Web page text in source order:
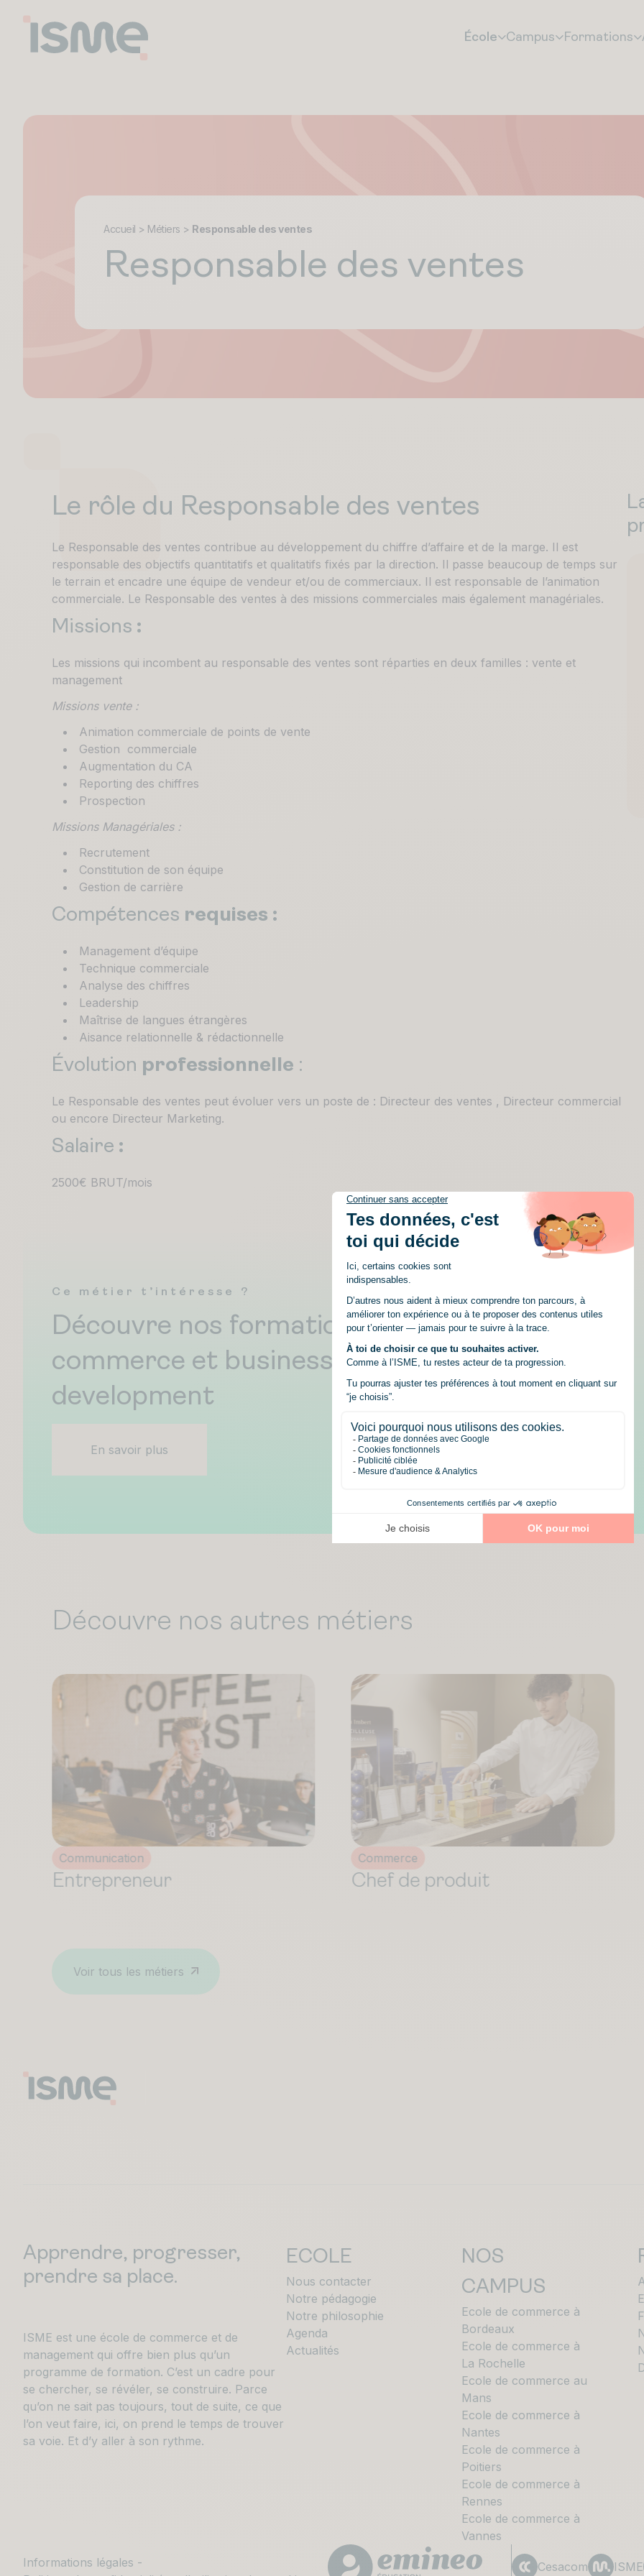
École Campus Formations
Accueil > Métiers > Responsable des ventes
Responsable des ventes
Le rôle du Responsable des ventes
Le Responsable des ventes contribue au développement du chiffre d’affaire et de la marge. Il est
responsable des objectifs quantitatifs et qualitatifs fixés par la direction. Il passe beaucoup de temps sur
le terrain et encadre une équipe de vendeur et/ou de commerciaux. Il est responsable de l’animation
commerciale. Le Responsable des ventes à des missions commerciales mais également managériales.
Missions :
Les missions qui incombent au responsable des ventes sont réparties en deux familles : vente et
management
Missions vente :
Animation commerciale de points de vente
Gestion commerciale
Augmentation du CA
Reporting des chiffres
Prospection
Missions Managériales :
Recrutement
Constitution de son équipe
Gestion de carrière
Compétences requises :
Management d’équipe
Technique commerciale
Analyse des chiffres
Leadership
Maîtrise de langues étrangères
Aisance relationnelle & rédactionnelle
Évolution professionnelle :
Le Responsable des ventes peut évoluer vers un poste de : Directeur des ventes , Directeur commercial
ou encore Directeur Marketing.
Salaire :
2500€ BRUT/mois
Ce métier t’intéresse ?
Découvre nos formations en
commerce et business
development
En savoir plus
Découvre nos autres métiers
Commerce
Chef de produit
Communication
Assistant Chef de Publicité
Voir tous les métiers
Apprendre, progresser,
prendre sa place.
ISME est une école de commerce et de
management qui offre bien plus qu’un
programme de formation. C’est un cadre pour
se chercher, se révéler, se construire. Parce
qu’on ne sait pas toujours, tout de suite, ce que
l’on veut faire, ici, on prend le temps de trouver
sa voie. Et d’y aller à son rythme.
ECOLE
Nous contacter
Notre pédagogie
Notre philosophie
Agenda
Actualités
NOS
CAMPUS
Ecole de commerce à
Bordeaux
Ecole de commerce à
La Rochelle
Ecole de commerce au
Mans
Ecole de commerce à
Nantes
Ecole de commerce à
Poitiers
Ecole de commerce à
Rennes
Ecole de commerce à
Vannes
Informations légales
Cesacom ISME